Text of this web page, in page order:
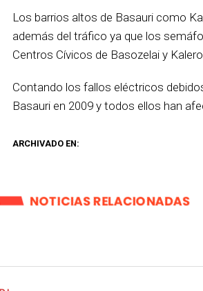
Los barrios altos de Basauri como
además del tráfico ya que los
Centros Cívicos de Basozelai y
Contando los fallos eléctricos
Basauri en 2009 y todos ellos han
ARCHIVADO EN:
NOTICIAS RELACIONADAS